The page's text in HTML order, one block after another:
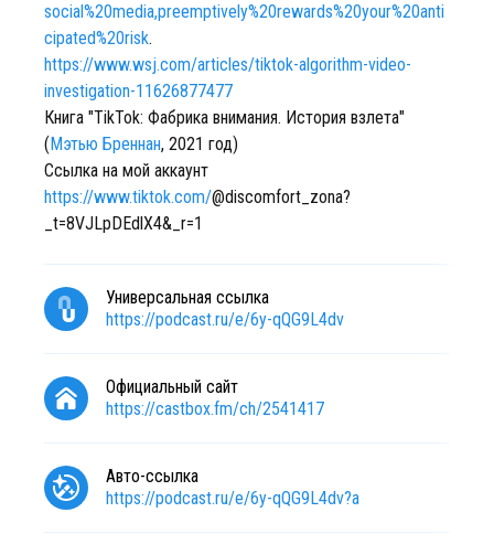
social%20media,preemptively%20rewards%20your%20anti
cipated%20risk.
https://www.wsj.com/articles/tiktok-algorithm-video-
investigation-11626877477
Книга "TikTok: Фабрика внимания. История взлета"
(Мэтью Бреннан, 2021 год)
Ссылка на мой аккаунт
https://www.tiktok.com/@discomfort_zona?
_t=8VJLpDEdlX4&_r=1
Универсальная ссылка
https://podcast.ru/e/6y-qQG9L4dv
Официальный сайт
https://castbox.fm/ch/2541417
Авто-ссылка
https://podcast.ru/e/6y-qQG9L4dv?a